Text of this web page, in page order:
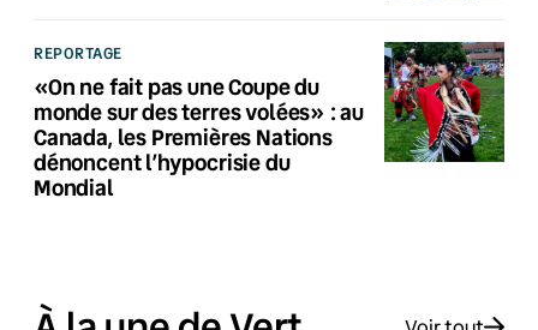
REPORTAGE
«On ne fait pas une Coupe du
monde sur des terres volées» : au
Canada, les Premières Nations
dénoncent l’hypocrisie du
Mondial